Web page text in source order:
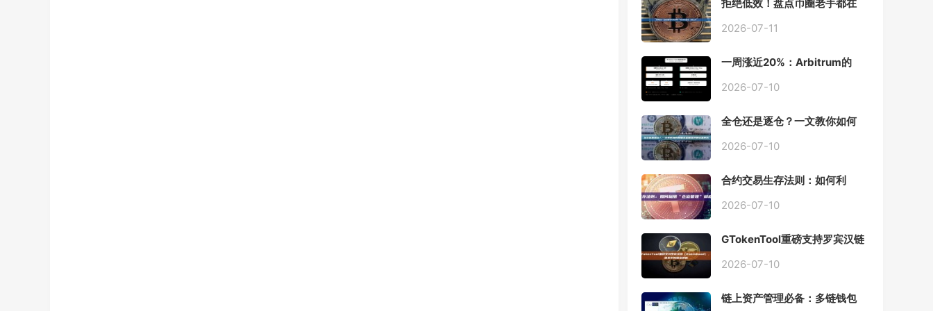
拒绝低效！盘点币圈老手都在
具
2026-07-11
一周涨近20%：Arbitrum的
Chain一夜盘活
2026-07-10
全仓还是逐仓？一文教你如何
2026-07-10
合约交易生存法则：如何利
2026-07-10
GTokenTool重磅支持罗宾汉链
程全解析
2026-07-10
链上资产管理必备：多链钱包